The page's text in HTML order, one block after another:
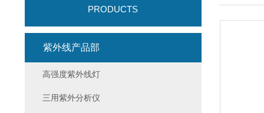
PRODUCTS
紫外线产品部
高强度紫外线灯
三用紫外分析仪